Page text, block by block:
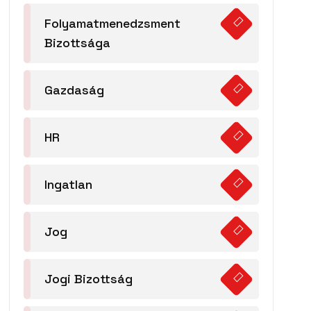
Folyamatmenedzsment
Bizottsága
Gazdaság
HR
Ingatlan
Jog
Jogi Bizottság